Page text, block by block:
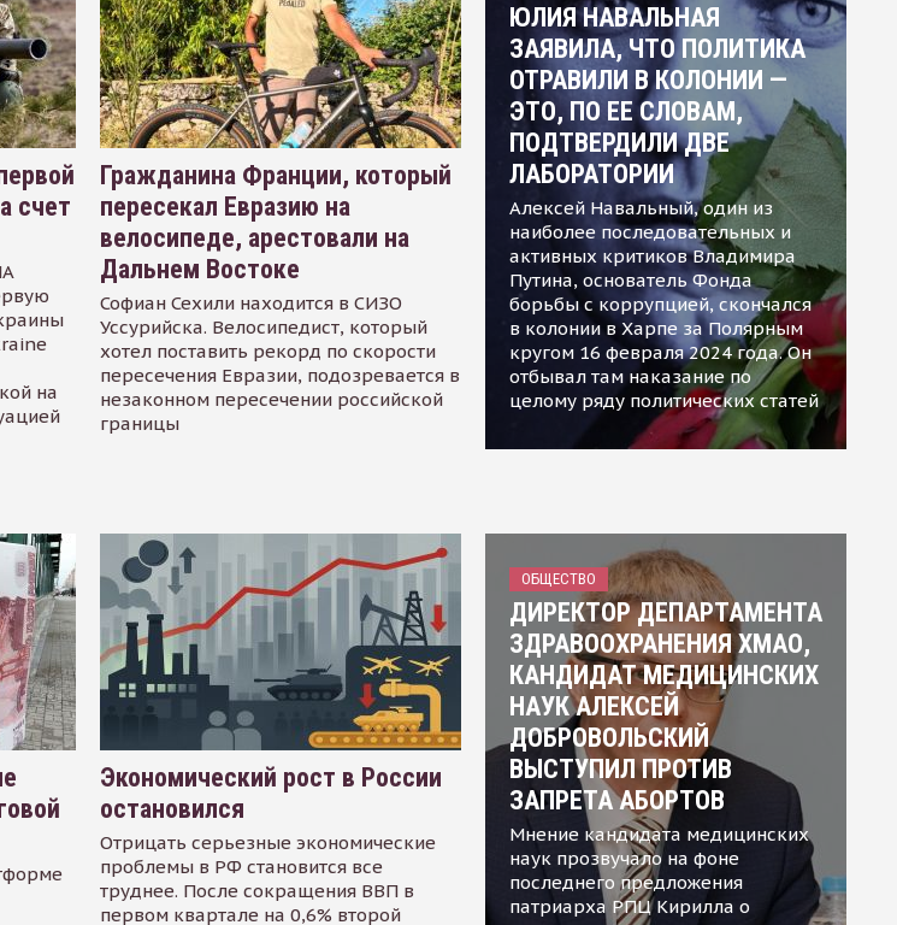
счет
на
Гражданина Франции, который
пересекал Евразию на
велосипеде, арестовали на
Дальнем Востоке
Софиан Сехили находится в СИЗО
Уссурийска. Велосипедист, который
хотел поставить рекорд по скорости
пересечения Евразии, подозревается в
незаконном пересечении российской
границы
ЮЛИЯ НАВАЛЬНАЯ
ЗАЯВИЛА, ЧТО ПОЛИТИКА
ОТРАВИЛИ В КОЛОНИИ —
ЭТО, ПО ЕЕ СЛОВАМ,
ПОДТВЕРДИЛИ ДВЕ
ЛАБОРАТОРИИ
Алексей Навальный, один из
наиболее последовательных и
активных критиков Владимира
Путина, основатель Фонда
борьбы с коррупцией, скончался
в колонии в Харпе за Полярным
кругом 16 февраля 2024 года. Он
отбывал там наказание по
целому ряду политических статей
Экономический рост в России
остановился
Отрицать серьезные экономические
проблемы в РФ становится все
труднее. После сокращения ВВП в
первом квартале на 0,6% второй
ОБЩЕСТВО
ДИРЕКТОР ДЕПАРТАМЕНТА
ЗДРАВООХРАНЕНИЯ ХМАО,
КАНДИДАТ МЕДИЦИНСКИХ
НАУК АЛЕКСЕЙ
ДОБРОВОЛЬСКИЙ
ВЫСТУПИЛ ПРОТИВ
ЗАПРЕТА АБОРТОВ
Мнение кандидата медицинских
наук прозвучало на фоне
последнего предложения
патриарха РПЦ Кирилла о